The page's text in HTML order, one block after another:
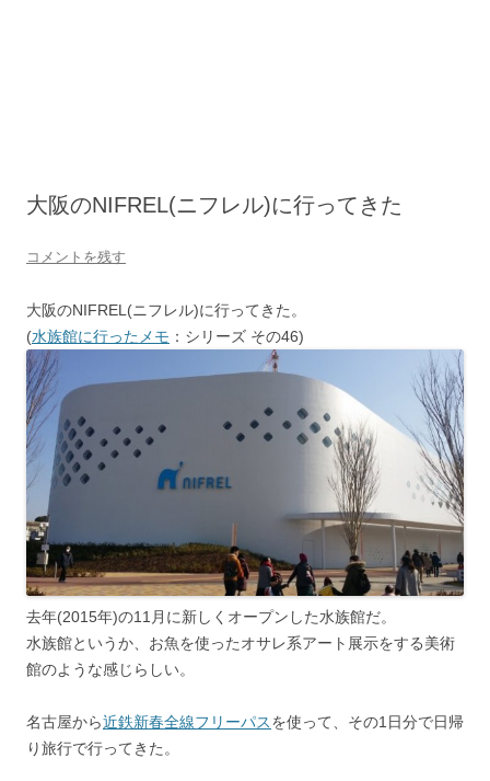
大阪のNIFREL(ニフレル)に行ってきた
コメントを残す
大阪のNIFREL(ニフレル)に行ってきた。
(水族館に行ったメモ ：シリーズ その46)
去年(2015年)の11月に新しくオープンした水族館だ。
水族館というか、お魚を使ったオサレ系アート展示をする美術
館のような感じらしい。
名古屋から近鉄新春全線フリーパスを使って、その1日分で日帰
り旅行で行ってきた。